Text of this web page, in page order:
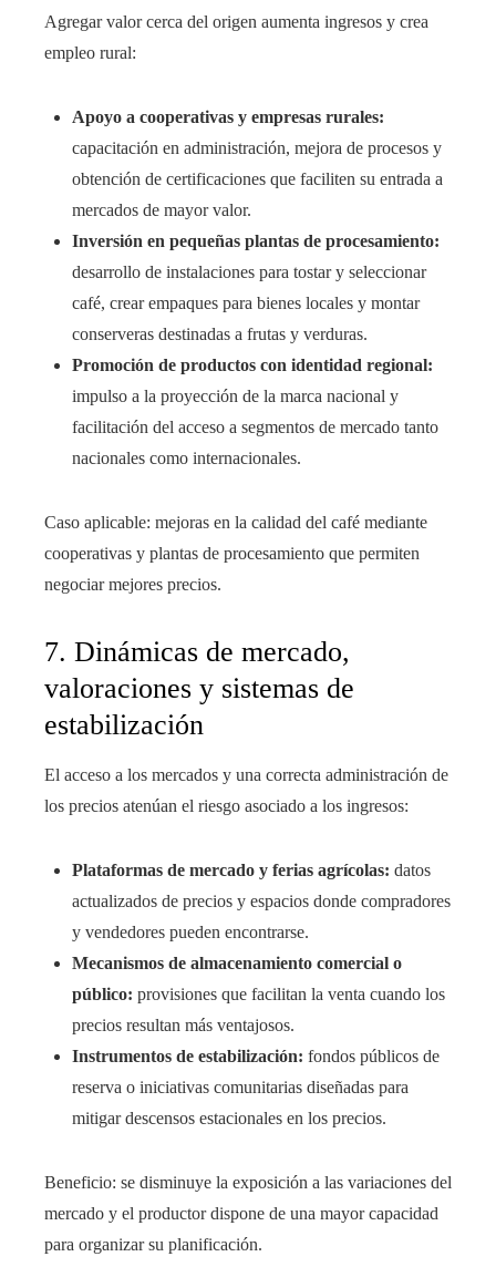
Agregar valor cerca del origen aumenta ingresos y crea
empleo rural:
Apoyo a cooperativas y empresas rurales:
capacitación en administración, mejora de procesos y
obtención de certificaciones que faciliten su entrada a
mercados de mayor valor.
Inversión en pequeñas plantas de procesamiento:
desarrollo de instalaciones para tostar y seleccionar
café, crear empaques para bienes locales y montar
conserveras destinadas a frutas y verduras.
Promoción de productos con identidad regional:
impulso a la proyección de la marca nacional y
facilitación del acceso a segmentos de mercado tanto
nacionales como internacionales.
Caso aplicable: mejoras en la calidad del café mediante
cooperativas y plantas de procesamiento que permiten
negociar mejores precios.
7. Dinámicas de mercado,
valoraciones y sistemas de
estabilización
El acceso a los mercados y una correcta administración de
los precios atenúan el riesgo asociado a los ingresos:
Plataformas de mercado y ferias agrícolas: datos
actualizados de precios y espacios donde compradores
y vendedores pueden encontrarse.
Mecanismos de almacenamiento comercial o
público: provisiones que facilitan la venta cuando los
precios resultan más ventajosos.
Instrumentos de estabilización: fondos públicos de
reserva o iniciativas comunitarias diseñadas para
mitigar descensos estacionales en los precios.
Beneficio: se disminuye la exposición a las variaciones del
mercado y el productor dispone de una mayor capacidad
para organizar su planificación.